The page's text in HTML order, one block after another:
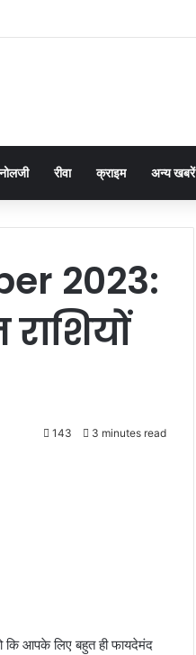
रीवा क्राइम अन्य खबरें
2023:
143 3 minutes read
कि आपके लिए बहुत ही फायदेमंद